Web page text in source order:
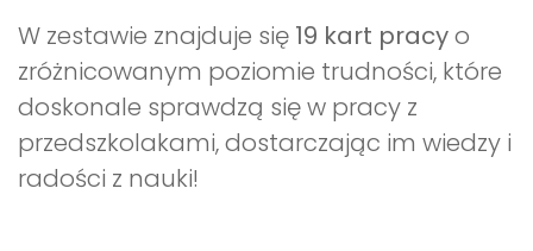
W zestawie znajduje się 19 kart pracyo
zróżnicowanym poziomie trudności, które
doskonale sprawdzą się w pracy z
przedszkolakami, dostarczając im wiedzy i
radości z nauki!